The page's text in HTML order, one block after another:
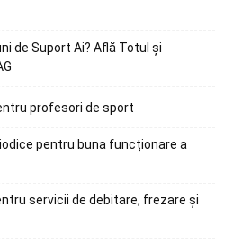
de Suport Ai? Află Totul și
profesori de sport
pentru buna funcționare a
servicii de debitare, frezare și